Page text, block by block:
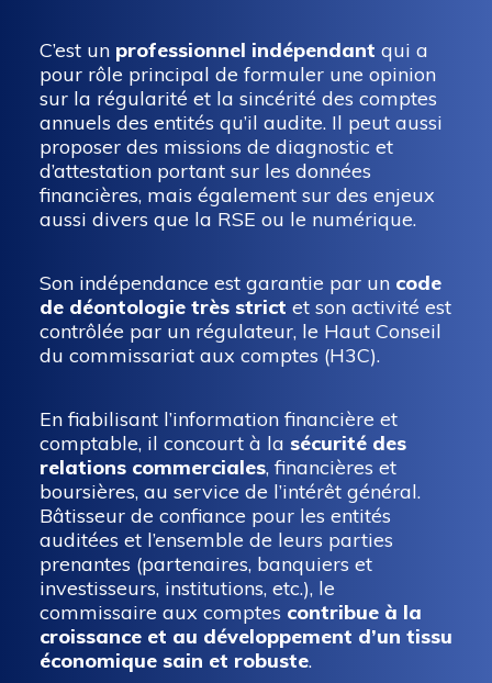
C’est un professionnel indépendant qui a
pour rôle principal de formuler une opinion
sur la régularité et la sincérité des comptes
annuels des entités qu’il audite. Il peut aussi
proposer des missions de diagnostic et
d’attestation portant sur les données
financières, mais également sur des enjeux
aussi divers que la RSE ou le numérique.
Son indépendance est garantie par un code
de déontologie très strict et son activité est
contrôlée par un régulateur, le Haut Conseil
du commissariat aux comptes (H3C).
En fiabilisant l’information financière et
comptable, il concourt à la sécurité des
relations commerciales, financières et
boursières, au service de l’intérêt général.
Bâtisseur de confiance pour les entités
auditées et l’ensemble de leurs parties
prenantes (partenaires, banquiers et
investisseurs, institutions, etc.), le
commissaire aux comptes contribue à la
croissance et au développement d’un tissu
économique sain et robuste.